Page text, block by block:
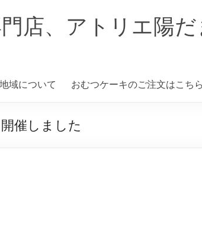
店、アトリエ陽だ
域について おむつケーキのご注文はこちら
催しました